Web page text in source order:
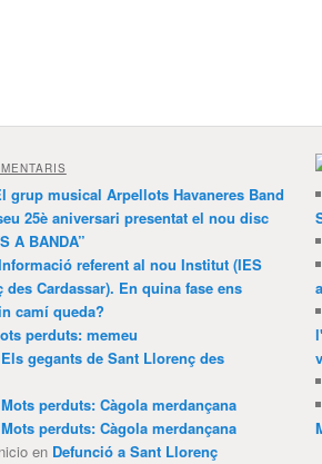
grup musical Arpellots Havaneres Band
25è aniversari presentat el nou disc
A BANDA”
referent al nou Institut (IES
des Cardassar). En quina fase ens
camí queda?
perduts: memeu
Els gegants de Sant Llorenç des
Mots perduts: Càgola merdançana
Mots perduts: Càgola merdançana
en Defunció a Sant Llorenç